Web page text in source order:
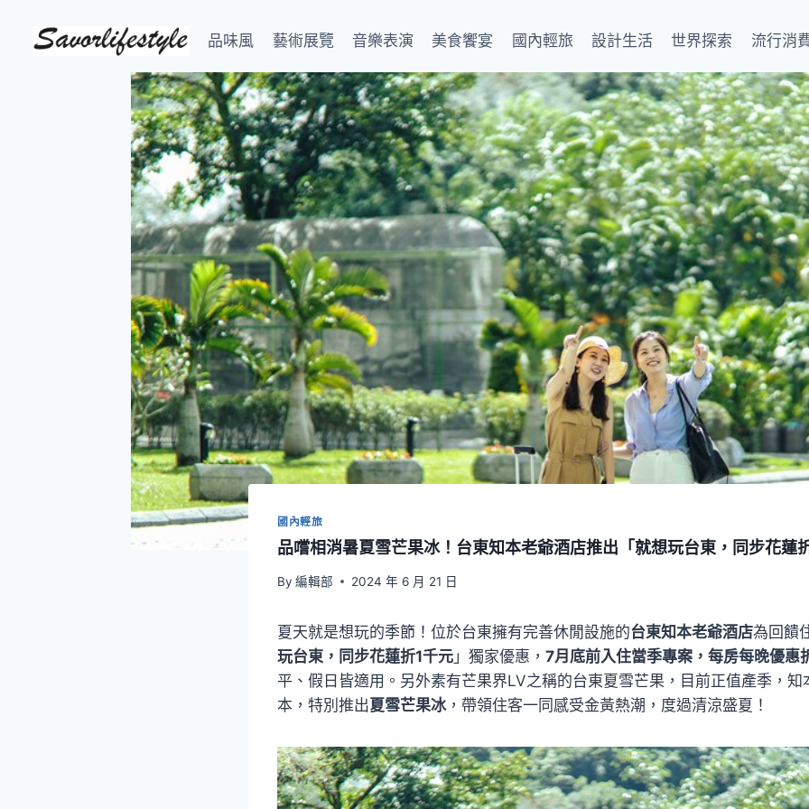
品味風 藝術展覽 音樂表演 美食饗宴 國內輕旅 設計生活 世界探索 流行消
國內輕旅
品嚐相消暑夏雪芒果冰！台東知本老爺酒店推出「就想玩台東，同步花蓮
By 編輯部 2024 年 6 月 21 日
夏天就是想玩的季節！位於台東擁有完善休閒設施的台東知本老爺酒店為回饋
玩台東，同步花蓮折1千元 」獨家優惠， 7月底前入住當季專案，每房每晚優惠
平、假日皆適用。另外素有芒果界LV之稱的台東夏雪芒果，目前正值產季，知
本，特別推出夏雪芒果冰，帶領住客一同感受金黃熱潮，度過清涼盛夏！